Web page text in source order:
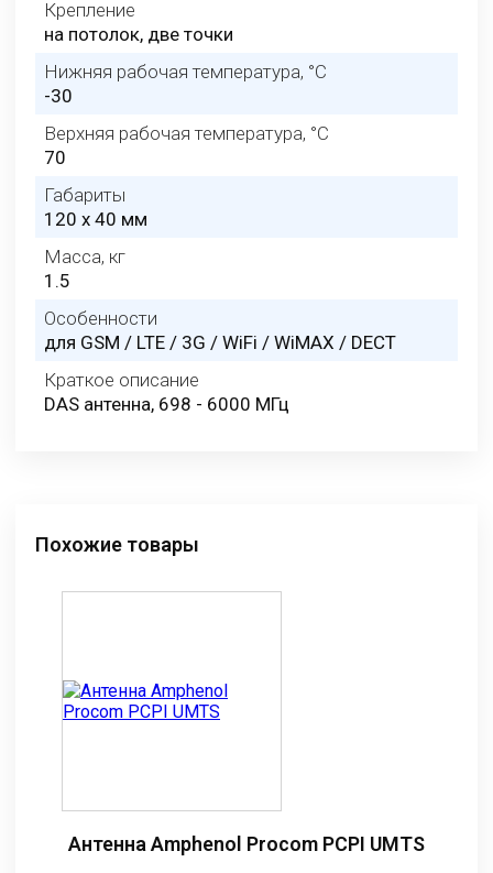
Крепление
на потолок, две точки
Нижняя рабочая температура, °C
-30
Верхняя рабочая температура, °C
70
Габариты
120 x 40 мм
Масса, кг
1.5
Особенности
для GSM / LTE / 3G / WiFi / WiMAX / DECT
Краткое описание
DAS антенна, 698 - 6000 МГц
Похожие товары
Антенна Amphenol Procom PCPI UMTS